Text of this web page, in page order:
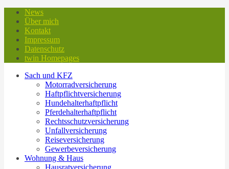
News
Über mich
Kontakt
Impressum
Datenschutz
twin Homepages
Sach und KFZ
Motorradversicherung
Haftpflichtversicherung
Hundehalterhaftpflicht
Pferdehalterhaftpflicht
Rechtsschutzversicherung
Unfallversicherung
Reiseversicherung
Gewerbeversicherung
Wohnung & Haus